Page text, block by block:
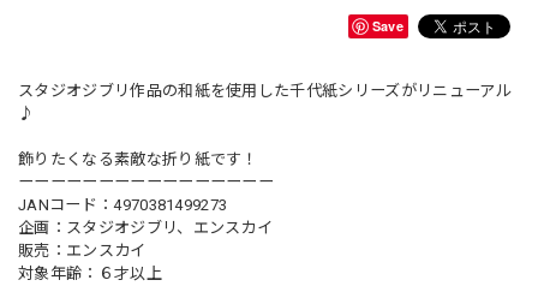
Save
スタジオジブリ作品の和紙を使用した千代紙シリーズがリニューアル
♪
飾りたくなる素敵な折り紙です！
ーーーーーーーーーーーーーーーー
JANコード：4970381499273
企画：スタジオジブリ、エンスカイ
販売：エンスカイ
対象年齢：６才以上